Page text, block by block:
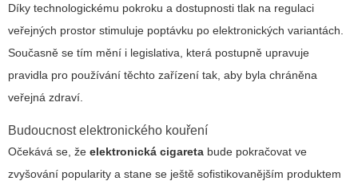
Díky technologickému pokroku a dostupnosti tlak na regulaci
veřejných prostor stimuluje poptávku po elektronických variantách.
Současně se tím mění i legislativa, která postupně upravuje
pravidla pro používání těchto zařízení tak, aby byla chráněna
veřejná zdraví.
Budoucnost elektronického kouření
Očekává se, že elektronická cigareta bude pokračovat ve
zvyšování popularity a stane se ještě sofistikovanějším produktem